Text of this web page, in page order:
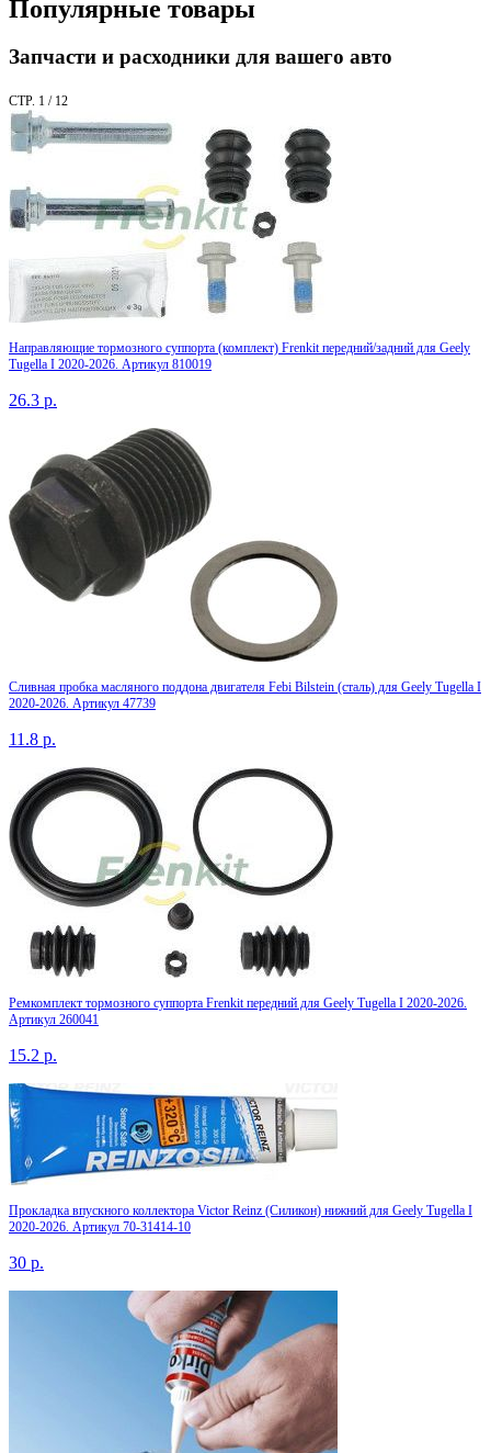
Популярные товары
Запчасти и расходники для вашего авто
СТР. 1 / 12
Направляющие тормозного суппорта (комплект) Frenkit передний/задний для Geely
Tugella I 2020-2026. Артикул 810019
26.3 р.
Сливная пробка масляного поддона двигателя Febi Bilstein (сталь) для Geely Tugella I
2020-2026. Артикул 47739
11.8 р.
Ремкомплект тормозного суппорта Frenkit передний для Geely Tugella I 2020-2026.
Артикул 260041
15.2 р.
Прокладка впускного коллектора Victor Reinz (Силикон) нижний для Geely Tugella I
2020-2026. Артикул 70-31414-10
30 р.